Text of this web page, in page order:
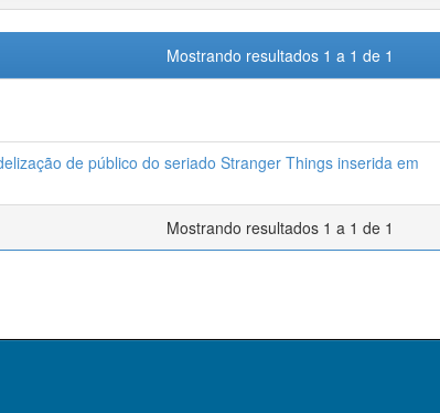
Mostrando resultados 1 a 1 de 1
de público do seriado Stranger Things inserida em
Mostrando resultados 1 a 1 de 1